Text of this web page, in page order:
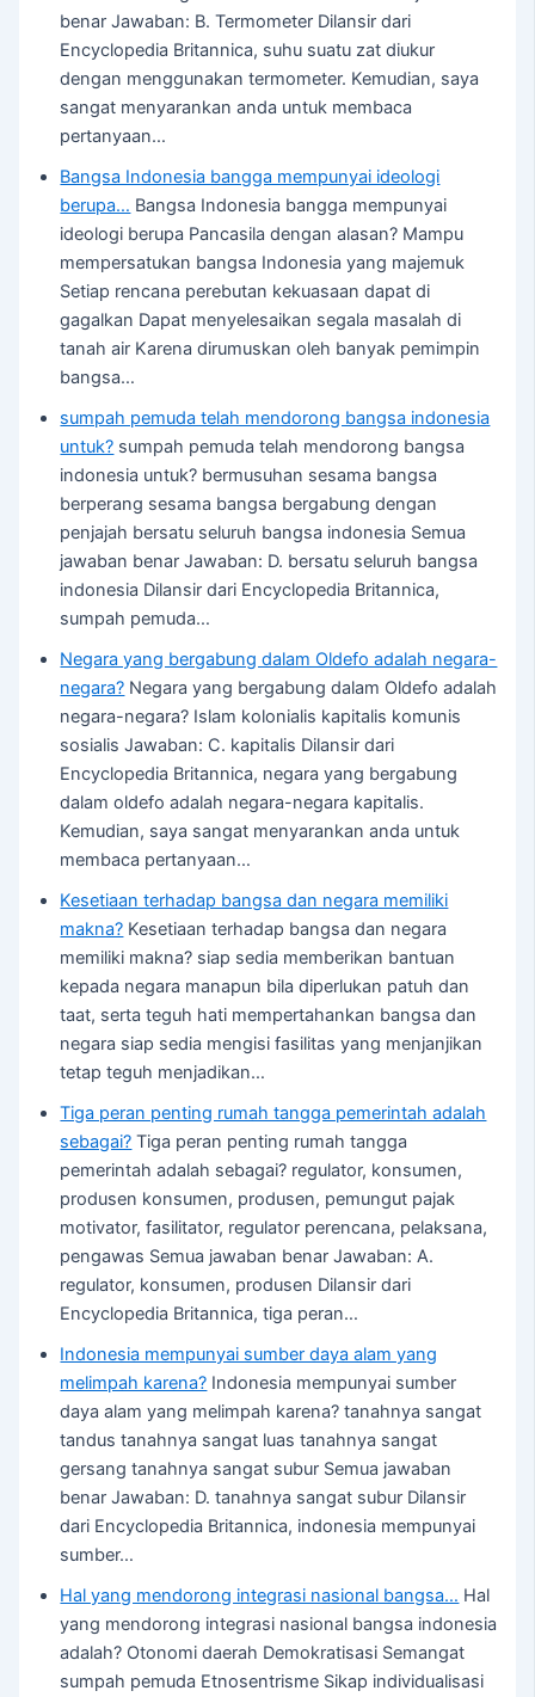
benar Jawaban: B. Termometer Dilansir dari
Encyclopedia Britannica, suhu suatu zat diukur
dengan menggunakan termometer. Kemudian, saya
sangat menyarankan anda untuk membaca
pertanyaan…
Bangsa Indonesia bangga mempunyai ideologi
berupa… Bangsa Indonesia bangga mempunyai
ideologi berupa Pancasila dengan alasan? Mampu
mempersatukan bangsa Indonesia yang majemuk
Setiap rencana perebutan kekuasaan dapat di
gagalkan Dapat menyelesaikan segala masalah di
tanah air Karena dirumuskan oleh banyak pemimpin
bangsa…
sumpah pemuda telah mendorong bangsa indonesia
untuk? sumpah pemuda telah mendorong bangsa
indonesia untuk? bermusuhan sesama bangsa
berperang sesama bangsa bergabung dengan
penjajah bersatu seluruh bangsa indonesia Semua
jawaban benar Jawaban: D. bersatu seluruh bangsa
indonesia Dilansir dari Encyclopedia Britannica,
sumpah pemuda…
Negara yang bergabung dalam Oldefo adalah negara-
negara? Negara yang bergabung dalam Oldefo adalah
negara-negara? Islam kolonialis kapitalis komunis
sosialis Jawaban: C. kapitalis Dilansir dari
Encyclopedia Britannica, negara yang bergabung
dalam oldefo adalah negara-negara kapitalis.
Kemudian, saya sangat menyarankan anda untuk
membaca pertanyaan…
Kesetiaan terhadap bangsa dan negara memiliki
makna? Kesetiaan terhadap bangsa dan negara
memiliki makna? siap sedia memberikan bantuan
kepada negara manapun bila diperlukan patuh dan
taat, serta teguh hati mempertahankan bangsa dan
negara siap sedia mengisi fasilitas yang menjanjikan
tetap teguh menjadikan…
Tiga peran penting rumah tangga pemerintah adalah
sebagai? Tiga peran penting rumah tangga
pemerintah adalah sebagai? regulator, konsumen,
produsen konsumen, produsen, pemungut pajak
motivator, fasilitator, regulator perencana, pelaksana,
pengawas Semua jawaban benar Jawaban: A.
regulator, konsumen, produsen Dilansir dari
Encyclopedia Britannica, tiga peran…
Indonesia mempunyai sumber daya alam yang
melimpah karena? Indonesia mempunyai sumber
daya alam yang melimpah karena? tanahnya sangat
tandus tanahnya sangat luas tanahnya sangat
gersang tanahnya sangat subur Semua jawaban
benar Jawaban: D. tanahnya sangat subur Dilansir
dari Encyclopedia Britannica, indonesia mempunyai
sumber…
Hal yang mendorong integrasi nasional bangsa… Hal
yang mendorong integrasi nasional bangsa indonesia
adalah? Otonomi daerah Demokratisasi Semangat
sumpah pemuda Etnosentrisme Sikap individualisasi